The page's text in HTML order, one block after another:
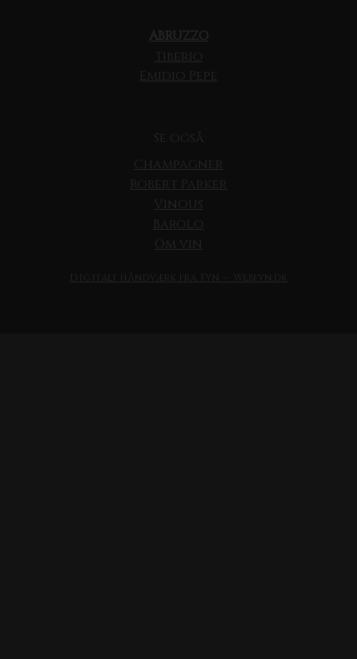
ABRUZZO
Tiberio
Emidio Pepe
Se også
Champagner
Robert Parker
Vinous
Barolo
Om vin
Digitalt håndværk fra Fyn — Webfyn.dk